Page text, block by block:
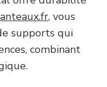
, vous
supports qui
combinant